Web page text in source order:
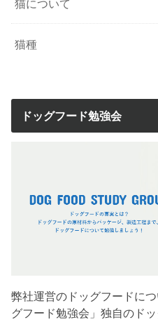
猫について
猫種
ドッグフード勉強会
弊社運営のドッグフードに
グフード勉強会」独自のド